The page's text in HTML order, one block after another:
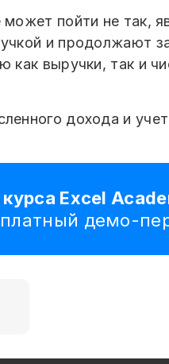
пойти не так,
и продолжают
как выручки, так и
дохода и
Excel
демо-